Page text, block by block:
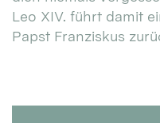
Leo XIV. führt damit
Papst Franziskus